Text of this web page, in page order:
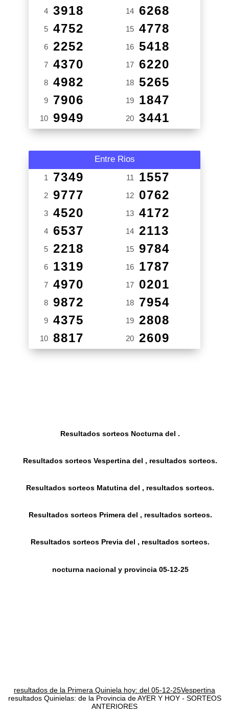
4 3918
5 4752
6 2252
7 4370
8 4982
9 7906
10 9949
14 6268
15 4778
16 5418
17 6220
18 5265
19 1847
20 3441
Entre Rios
1 7349
2 9777
3 4520
4 6537
5 2218
6 1319
7 4970
8 9872
9 4375
10 8817
11 1557
12 0762
13 4172
14 2113
15 9784
16 1787
17 0201
18 7954
19 2808
20 2609
Resultados sorteos Nocturna del .
Resultados sorteos Vespertina del , resultados sorteos.
Resultados sorteos Matutina del , resultados sorteos.
Resultados sorteos Primera del , resultados sorteos.
Resultados sorteos Previa del , resultados sorteos.
nocturna nacional y provincia 05-12-25
resultados de la Primera Quiniela hoy: del 05-12-25Vespertina
resultados Quinielas: de la Provincia de AYER Y HOY - SORTEOS
ANTERIORES